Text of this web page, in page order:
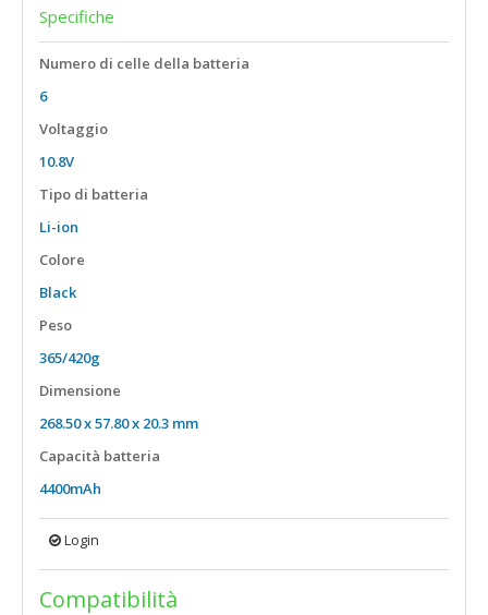
15,6" Touch
18,5"
Specifiche
Numero di celle della batteria
6
Voltaggio
10.8V
Tipo di batteria
Li-ion
Colore
Black
Peso
365/420g
Dimensione
268.50 x 57.80 x 20.3 mm
Capacità batteria
4400mAh
Login
Compatibilità